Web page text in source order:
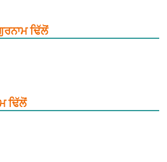
ਢਿੱਲੋਂ
ਢਿੱਲੋਂ